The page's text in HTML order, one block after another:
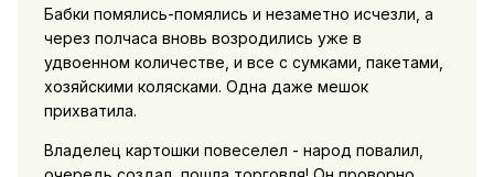
Бабки помялись-помялись и незаметно исчезли, а
через полчаса вновь возродились уже в
удвоенном количестве, и все с сумками, пакетами,
хозяйскими колясками. Одна даже мешок
прихватила.
Владелец картошки повеселел - народ повалил,